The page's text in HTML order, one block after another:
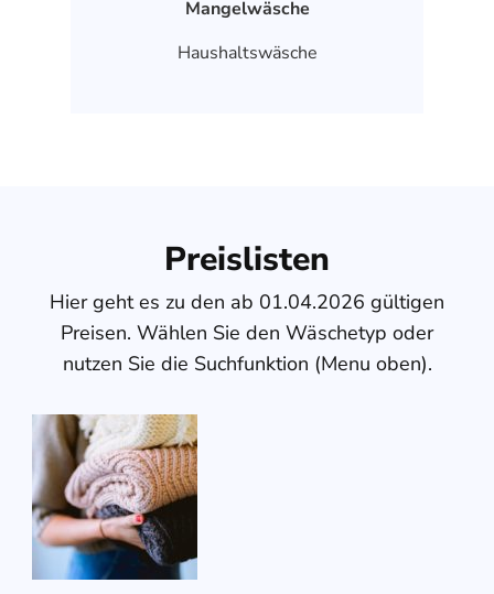
Mangelwäsche
Haushaltswäsche
Preislisten
Hier geht es zu den ab 01.04.2026 gültigen
Preisen. Wählen Sie den Wäschetyp oder
nutzen Sie die Suchfunktion (Menu oben).